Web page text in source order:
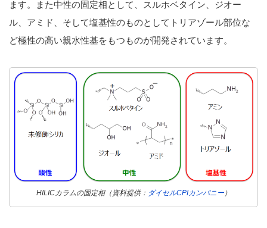
ます。また中性の固定相として、スルホベタイン、ジオー
ル、アミド、そして塩基性のものとしてトリアゾール部位な
ど極性の高い親水性基をもつものが開発されています。
HILICカラムの固定相（資料提供： ダイセルCPIカンパニー）